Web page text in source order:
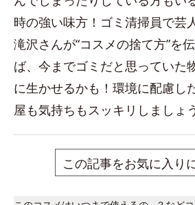
時の強い味方！ゴミ清掃員で芸
滝沢さんが“コスメの捨て方”を
ば、今までゴミだと思っていた
に生かせるかも！環境に配慮し
屋も気持ちもスッキリしましょう
この記事をお気に入り